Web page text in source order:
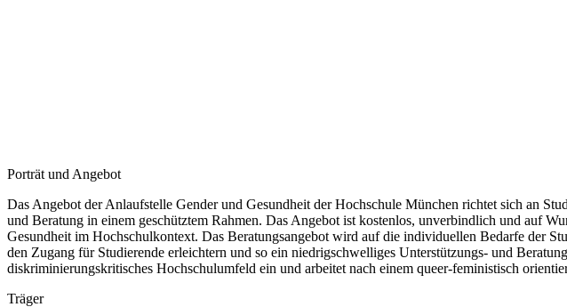
Porträt und Angebot
Das Angebot der Anlaufstelle Gender und Gesundheit der Hochschule München richtet sich an
und Beratung in einem geschütztem Rahmen. Das Angebot ist kostenlos, unverbindlich und auf
Gesundheit im Hochschulkontext. Das Beratungsangebot wird auf die individuellen Bedarfe der
den Zugang für Studierende erleichtern und so ein niedrigschwelliges Unterstützungs- und
diskriminierungskritisches Hochschulumfeld ein und arbeitet nach einem queer-feministisch
Träger